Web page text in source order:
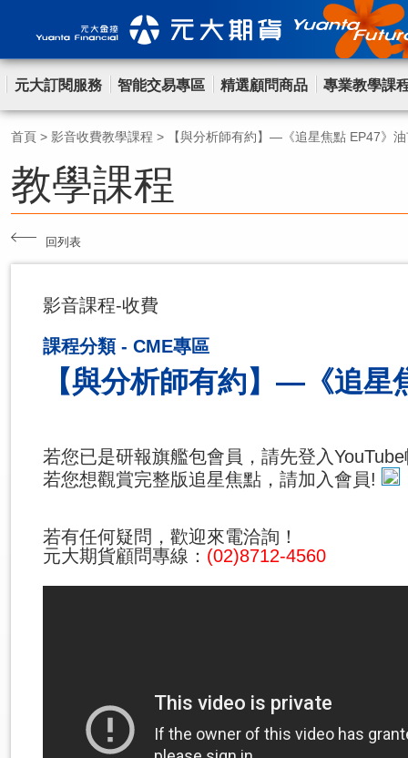
元大訂閱服務 智能交易專區 精選顧問商品 專業教學課
首頁 > 影音收費教學課程 > 【與分析師有約】—《追星焦點 EP47》
教學課程
回列表
影音課程-收費
課程分類 - CME專區
【與分析師有約】—《追
若您已是研報旗艦包會員，請先登入
若您想觀賞完整版追星焦點，請加入會員!
若有任何疑問，歡迎來電洽詢！
元大期貨顧問專線： (02)8712-4560